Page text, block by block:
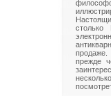
столько
прежде